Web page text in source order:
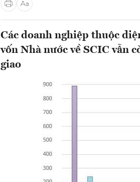
Các doanh nghiệp thuộc
vốn Nhà nước về SCIC vẫn
giao